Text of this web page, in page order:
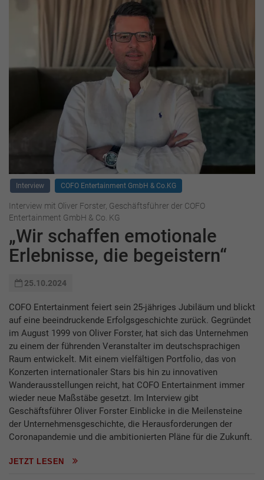
Interview COFO Entertainment GmbH & Co.KG
Interview mit Oliver Forster, Geschäftsführer der COFO
Entertainment GmbH & Co. KG
„Wir schaffen emotionale
Erlebnisse, die begeistern“
25.10.2024
COFO Entertainment feiert sein 25-jähriges Jubiläum und blickt
auf eine beeindruckende Erfolgsgeschichte zurück. Gegründet
im August 1999 von Oliver Forster, hat sich das Unternehmen
zu einem der führenden Veranstalter im deutschsprachigen
Raum entwickelt. Mit einem vielfältigen Portfolio, das von
Konzerten internationaler Stars bis hin zu innovativen
Wanderausstellungen reicht, hat COFO Entertainment immer
wieder neue Maßstäbe gesetzt. Im Interview gibt
Geschäftsführer Oliver Forster Einblicke in die Meilensteine
der Unternehmensgeschichte, die Herausforderungen der
Coronapandemie und die ambitionierten Pläne für die Zukunft.
JETZT LESEN